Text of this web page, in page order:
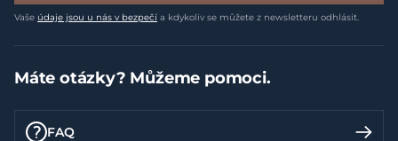
Vaše údaje jsou u nás v bezpečí a kdykoliv se můžete z newsletteru odhlásit.
Máte otázky? Můžeme pomoci.
FAQ